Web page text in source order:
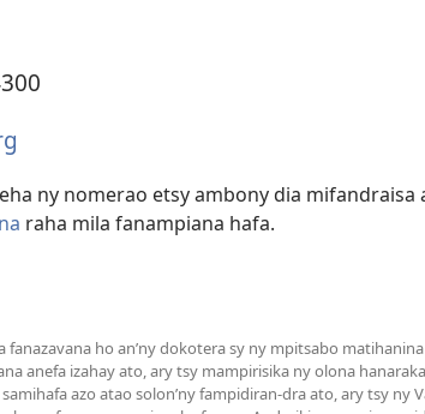
ny nomerao etsy ambony dia mifandraisa
raha mila fanampiana hafa.
fanazavana ho an’ny dokotera sy ny mpitsabo
anefa izahay ato, ary tsy mampirisika ny olona
azo atao solon’ny fampidiran-dra ato, ary tsy ny